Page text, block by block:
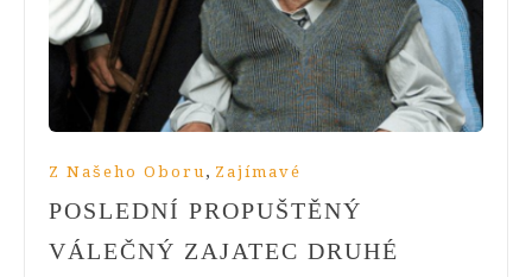
Z Našeho Oboru, Zajímavé
POSLEDNÍ PROPUŠTĚNÝ
VÁLEČNÝ ZAJATEC DRUHÉ